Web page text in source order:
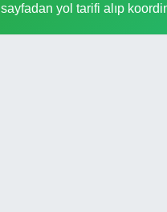
sayfadan yol tarifi alıp